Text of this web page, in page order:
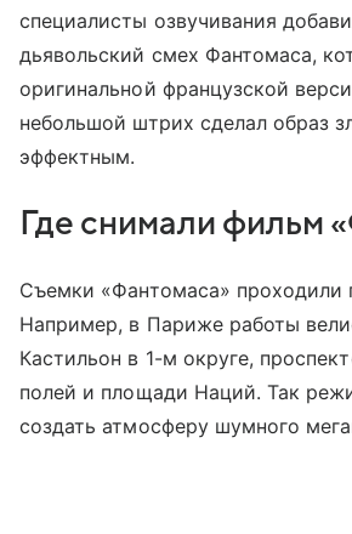
специалисты озвучивания
дьявольский смех Фантомаса,
оригинальной французской
небольшой штрих сделал образ
эффектным.
Где снимали фильм
Съемки «Фантомаса» проходили
Например, в Париже работы
Кастильон в 1-м округе,
полей и площади Наций. Так
создать атмосферу шумного